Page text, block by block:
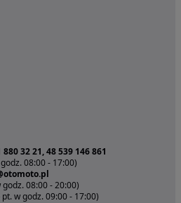
32 21, 48 539 146 861
08:00 - 17:00)
08:00 - 20:00)
w godz. 09:00 - 17:00)